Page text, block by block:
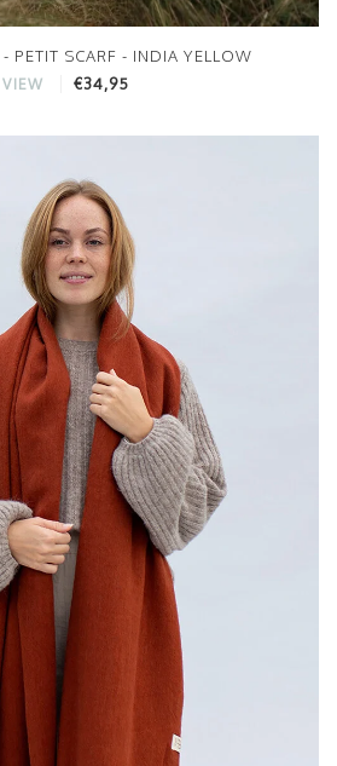
- PETIT SCARF - INDIA YELLOW
VIEW €34,95